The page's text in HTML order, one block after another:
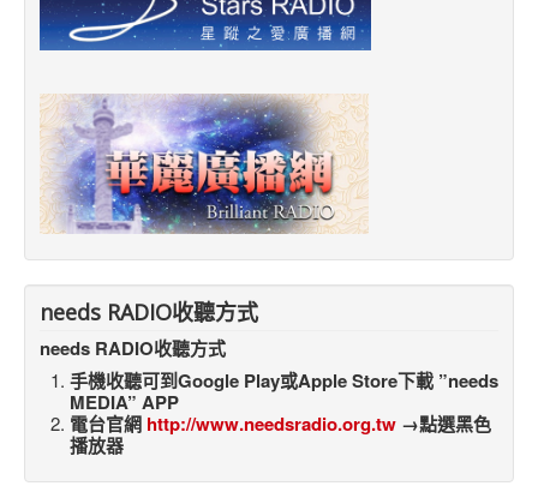
needs RADIO收聽方式
needs RADIO收聽方式
手機收聽可到Google Play或Apple Store下載 ”needs
MEDIA” APP
電台官網 http://www.needsradio.org.tw →點選黑色
播放器